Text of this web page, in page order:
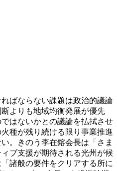
ばならない課題は政治的議論
よりも地域均衡発展が優先
はないかとの議論を払拭させ
種が残り続ける限り事業推進
。きのう李在鎔会長は「さま
ブ支援が期待される光州が候
諸般の要件をクリアする所に